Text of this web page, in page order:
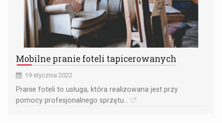
Mobilne pranie foteli tapicerowanych
19 stycznia 2022
Pranie foteli to usługa, która realizowana jest przy
pomocy profesjonalnego sprzętu...